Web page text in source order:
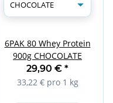
6PAK 80 Whey Protein
900g CHOCOLATE
29,90 € *
33,22 € pro 1 kg